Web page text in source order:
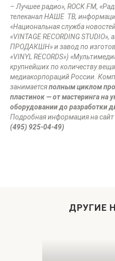
– Лучшее радио», ROCK FM,
телеканал НАШЕ ТВ,
«Национальная служба
«VINTAGE RECORDING
ПРОДАКШН» и завод по
«VINYL RECORDS»)
крупнейших по количеству
медиакорпораций России.
занимаетсяполным циклом
пластинок — от мастеринга на
оборудовании до разработки
Подробная информация на сайт
(495) 925-04-49)
ДРУГИЕ